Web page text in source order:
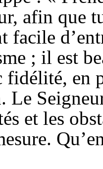
afin que
facile
; il est
fidélité, en
et les